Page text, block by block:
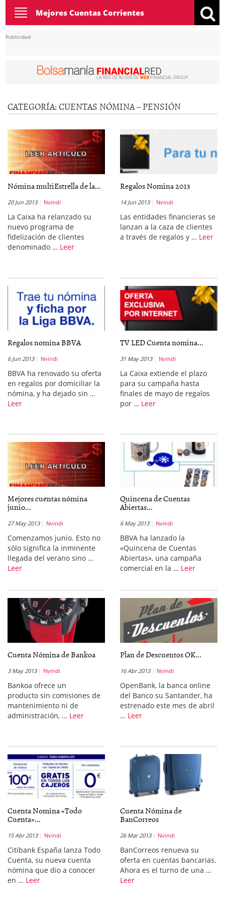
Toggle
navigation
Mejores Cuentas Corrientes
Publicidad
CATEGORÍA:CUENTAS NÓMINA – PENSIÓN
Nómina multiEstrella de la...
20 Jun 2013 Nvindi
La Caixa ha relanzado su
nuevo programa de
fidelización de clientes
denominado … Leer
Regalos Nomina 2013
14 Jun 2013 Nvindi
Las entidades financieras se
lanzan a la caza de clientes
a través de regalos y … Leer
Regalos nomina BBVA
6 Jun 2013 Nvindi
BBVA ha renovado su oferta
en regalos por domiciliar la
nómina, y ha dejado sin …
Leer
TV LED Cuenta nomina...
31 May 2013 Nvindi
La Caixa extiende el plazo
para su campaña hasta
finales de mayo de regalos
por … Leer
Mejores cuentas nómina
junio...
27 May 2013 Nvindi
Comenzamos junio. Esto no
sólo significa la inminente
llegada del verano sino …
Leer
Quincena de Cuentas
Abiertas...
6 May 2013 Nvindi
BBVA ha lanzado la
«Quincena de Cuentas
Abiertas», una campaña
comercial en la … Leer
Cuenta Nómina de Bankoa
3 May 2013 Nvindi
Bankoa ofrece un
producto sin comisiones de
mantenimiento ni de
administración, … Leer
Plan de Descuentos OK...
16 Abr 2013 Nvindi
OpenBank, la banca online
del Banco su Santander, ha
estrenado este mes de abril
… Leer
Cuenta Nomina «Todo
Cuenta»...
15 Abr 2013 Nvindi
Citibank España lanza Todo
Cuenta, su nueva cuenta
nómina que dio a conocer
en … Leer
Cuenta Nómina de
BanCorreos
26 Mar 2013 Nvindi
BanCorreos renueva su
oferta en cuentas bancarias.
Ahora es el turno de una …
Leer